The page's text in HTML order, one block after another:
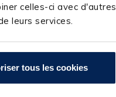
celles-ci avec d'autres
leurs services.
tous les cookies